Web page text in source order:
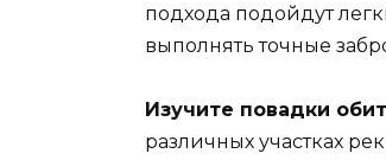
подхода подойдут
выполнять точные
Изучите повадки
различных участках